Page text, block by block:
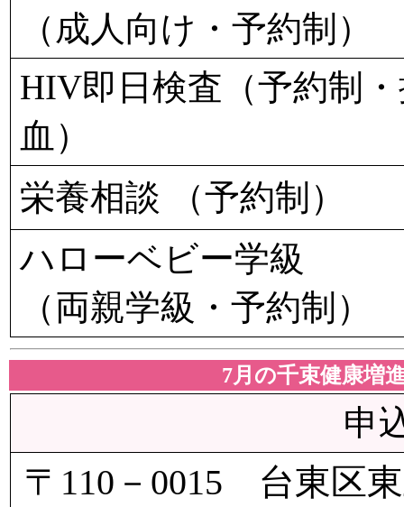
（成人向け・予約制）
HIV即日検査（予約制
血）
栄養相談 （予約制）
ハローベビー学級
（両親学級・予約制）
7月の千束健康増
申
〒110－0015 台東区